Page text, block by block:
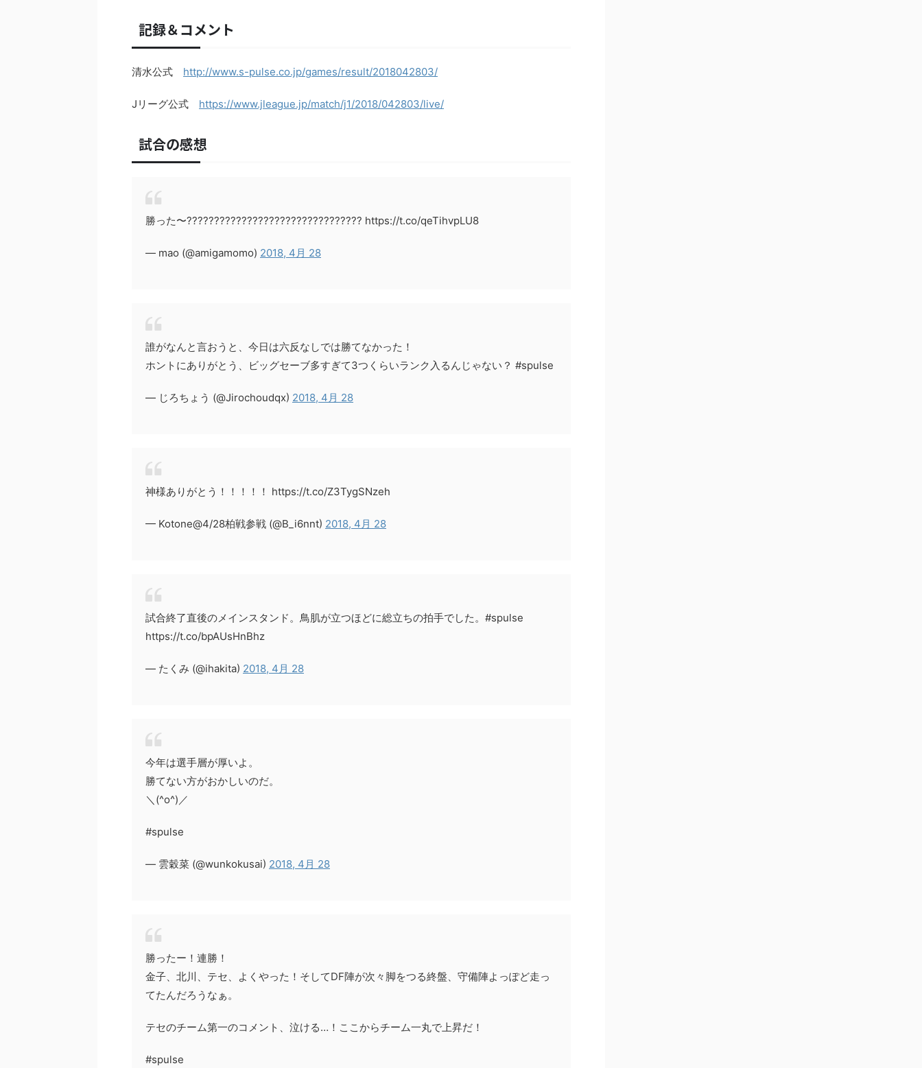
記録＆コメント
清水公式 http://www.s-pulse.co.jp/games/result/2018042803/
Jリーグ公式 https://www.jleague.jp/match/j1/2018/042803/live/
試合の感想
勝った〜???????????????????????????????? https://t.co/qeTihvpLU8
— mao (@amigamomo) 2018, 4月 28
誰がなんと言おうと、今日は六反なしでは勝てなかった！
ホントにありがとう、ビッグセーブ多すぎて3つくらいランク入るんじゃない？ #spulse
— じろちょう (@Jirochoudqx) 2018, 4月 28
神様ありがとう！！！！！ https://t.co/Z3TygSNzeh
— Kotone@4/28柏戦参戦 (@B_i6nnt) 2018, 4月 28
試合終了直後のメインスタンド。鳥肌が立つほどに総立ちの拍手でした。#spulse
https://t.co/bpAUsHnBhz
— たくみ (@ihakita) 2018, 4月 28
今年は選手層が厚いよ。
勝てない方がおかしいのだ。
＼(^o^)／
#spulse
— 雲穀菜 (@wunkokusai) 2018, 4月 28
勝ったー！連勝！
金子、北川、テセ、よくやった！そしてDF陣が次々脚をつる終盤、守備陣よっぽど走っ
てたんだろうなぁ。
テセのチーム第一のコメント、泣ける…！ここからチーム一丸で上昇だ！
#spulse